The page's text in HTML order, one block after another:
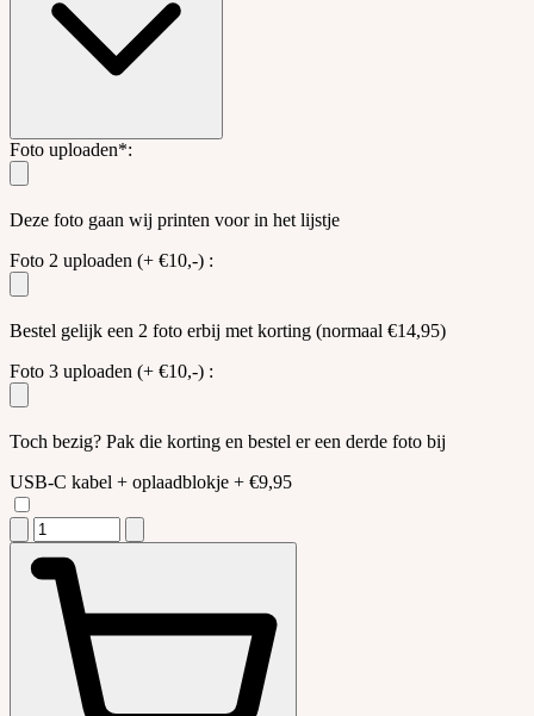
Foto uploaden*:
Deze foto gaan wij printen voor in het lijstje
Foto 2 uploaden (+ €10,-) :
Bestel gelijk een 2 foto erbij met korting (normaal €14,95)
Foto 3 uploaden (+ €10,-) :
Toch bezig? Pak die korting en bestel er een derde foto bij
USB-C kabel + oplaadblokje + €9,95